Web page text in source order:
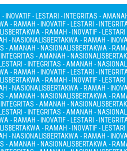
INOVATIF - LESTARI - INTEGRITAS -
- RAMAH - INOVATIF - LESTARI -
BERTAKWA - RAMAH - INOVATIF -
- NASIONALISBERTAKWA - RAMAH -
- AMANAH - NASIONALISBERTAKWA -
- AMANAH - NASIONALIS
- INTEGRITAS - AMANAH -
- RAMAH - INOVATIF - LESTARI -
BERTAKWA - RAMAH - INOVATIF -
- NASIONALISBERTAKWA - RAMAH -
- AMANAH - NASIONALISBERTAKWA -
- AMANAH - NASIONALIS
- INTEGRITAS - AMANAH -
- RAMAH - INOVATIF - LESTARI -
BERTAKWA - RAMAH - INOVATIF -
- NASIONALISBERTAKWA - RAMAH -
- AMANAH - NASIONALISBERTAKWA -